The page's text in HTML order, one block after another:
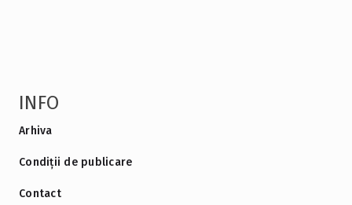
INFO
Arhiva
Condiții de publicare
Contact